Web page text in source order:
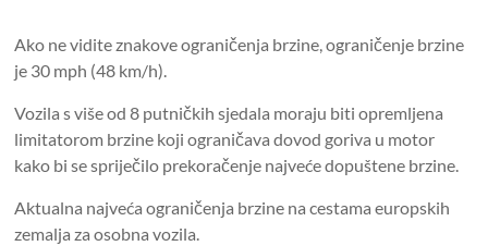
Ako ne vidite znakove ograničenja brzine, ograničenje brzine
je 30 mph (48 km/h).
Vozila s više od 8 putničkih sjedala moraju biti opremljena
limitatorom brzine koji ograničava dovod goriva u motor
kako bi se spriječilo prekoračenje najveće dopuštene brzine.
Aktualna najveća ograničenja brzine na cestama europskih
zemalja za osobna vozila.